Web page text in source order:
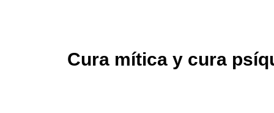
Cura mítica y cura